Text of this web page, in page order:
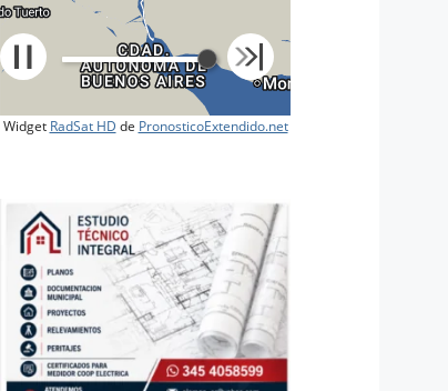
Widget RadSat HD de PronosticoExtendido.net